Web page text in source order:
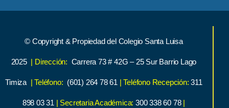
© Copyright & Propiedad del Colegio Santa Luisa
2025 | Dirección: Carrera 73 # 42G – 25 Sur Barrio Lago
Timiza | Teléfono: (601) 264 78 61 | Teléfono Recepción: 311
898 03 31 | Secretaria Académica:300 338 60 78 |